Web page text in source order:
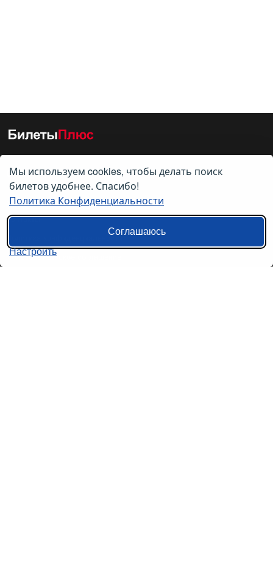
О нас
О компании
Контакты
Пользовательское соглашение
Мы используем cookies, чтобы делать поиск
билетов удобнее. Спасибо!
Политика Конфиденциальности
Соглашаюсь
Настроить